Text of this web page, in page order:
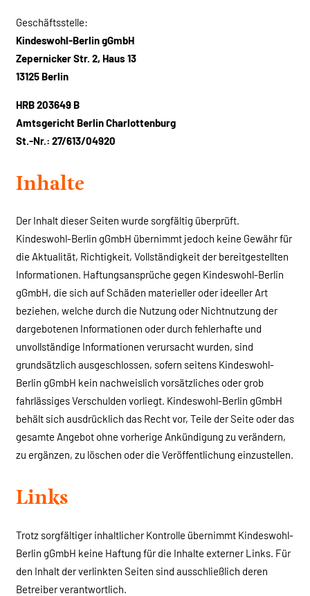
Geschäftsstelle:
Kindeswohl-Berlin gGmbH
Zepernicker Str. 2, Haus 13
13125 Berlin
HRB 203649 B
Amtsgericht Berlin Charlottenburg
St.-Nr.: 27/613/04920
Inhalte
Der Inhalt dieser Seiten wurde sorgfältig überprüft.
Kindeswohl-Berlin gGmbH übernimmt jedoch keine Gewähr für
die Aktualität, Richtigkeit, Vollständigkeit der bereitgestellten
Informationen. Haftungsansprüche gegen Kindeswohl-Berlin
gGmbH, die sich auf Schäden materieller oder ideeller Art
beziehen, welche durch die Nutzung oder Nichtnutzung der
dargebotenen Informationen oder durch fehlerhafte und
unvollständige Informationen verursacht wurden, sind
grundsätzlich ausgeschlossen, sofern seitens Kindeswohl-
Berlin gGmbH kein nachweislich vorsätzliches oder grob
fahrlässiges Verschulden vorliegt. Kindeswohl-Berlin gGmbH
behält sich ausdrücklich das Recht vor, Teile der Seite oder das
gesamte Angebot ohne vorherige Ankündigung zu verändern,
zu ergänzen, zu löschen oder die Veröffentlichung einzustellen.
Links
Trotz sorgfältiger inhaltlicher Kontrolle übernimmt Kindeswohl-
Berlin gGmbH keine Haftung für die Inhalte externer Links. Für
den Inhalt der verlinkten Seiten sind ausschließlich deren
Betreiber verantwortlich.